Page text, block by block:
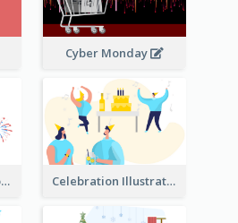
Cyber Monday
4th of July Illustration Celebration Illustration